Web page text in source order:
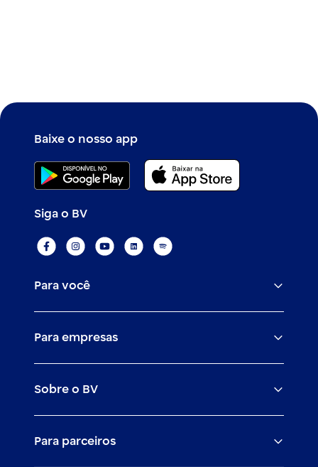
Baixe o nosso app
Siga o BV
Para você
Investimentos
Para empresas
Empréstimos e financiamentos
Sobre o BV
Trabalhe com a gente
Para parceiros